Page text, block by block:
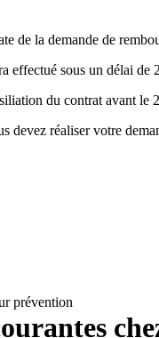
de la demande de
effectué sous un délai
du contrat avant
réaliser votre
prévention